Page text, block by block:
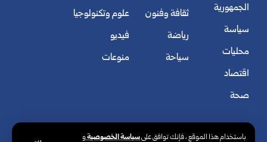
باستخدام هذا الموقع ، فإنك توافق علىسياسة الخصوصيةو
الجمهورية
سياسة
محليات
اقتصاد
صحة
ثقافة وفنون
رياضة
سياحة
علوم وتكنولوجيا
فيديو
منوعات